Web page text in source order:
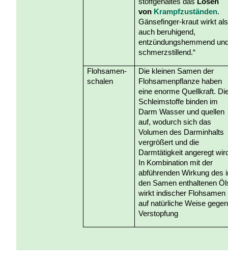
von Krampfzuständen.
Gänsefinger-kraut wirkt
auch beruhigend,
entzündungshemmend
schmerzstillend.“
Flohsamen-
schalen
Die kleinen Samen der
Flohsamenpflanze haben
eine enorme Quellkraft.
Schleimstoffe binden im
Darm Wasser und quellen
auf, wodurch sich das
Volumen des Darminhalts
vergrößert und die
Darmtätigkeit angeregt
In Kombination mit der
abführenden Wirkung des
den Samen enthaltenen
wirkt indischer Flohsamen
auf natürliche Weise gegen
Verstopfung